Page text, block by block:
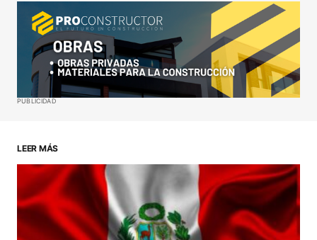
Your Name*
Your E-mail*
ENVIAR COMENTARIO
PUBLICIDAD
LEER MÁS